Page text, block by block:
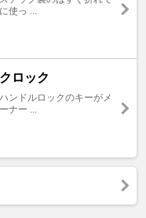
使っ ...
ロック
ンドルロックのキーがメ
ナー ...